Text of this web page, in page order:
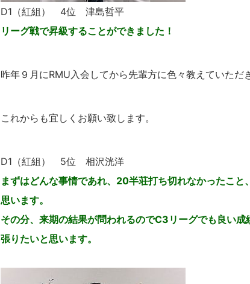
D1（紅組） 4位 津島哲平
リーグ戦で昇級することができました！
昨年９月にRMU入会してから先輩方に色々教えていただ
これからも宜しくお願い致します。
D1（紅組） 5位 相沢洸洋
まずはどんな事情であれ、20半荘打ち切れなかったこと
思います。
その分、来期の結果が問われるのでC3リーグでも良い
張りたいと思います。